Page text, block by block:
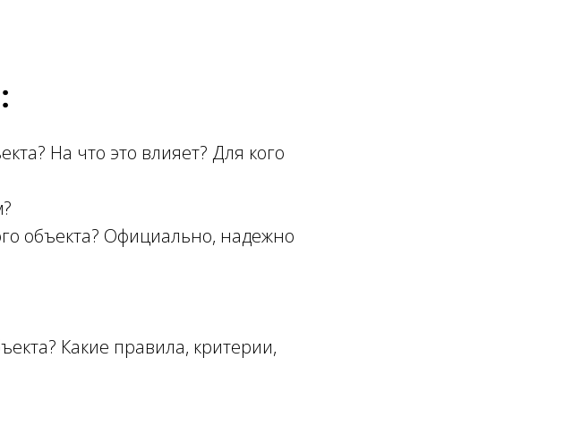
На что это влияет? Для кого
объекта? Официально, надежно
Какие правила, критерии,